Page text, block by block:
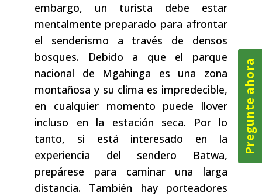
embargo, un turista debe estar
mentalmente preparado para afrontar
el senderismo a través de densos
bosques. Debido a que el parque
nacional de Mgahinga es una zona
montañosa y su clima es impredecible,
en cualquier momento puede llover
incluso en la estación seca. Por lo
tanto, si está interesado en la
experiencia del sendero Batwa,
prepárese para caminar una larga
distancia. También hay porteadores
Pregunte ahora